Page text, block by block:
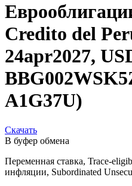
Credito del
24apr2027,
A1G37U)
Скачать
В буфер обмена
Переменная ставка, Trace-
инфляции, Subordinated